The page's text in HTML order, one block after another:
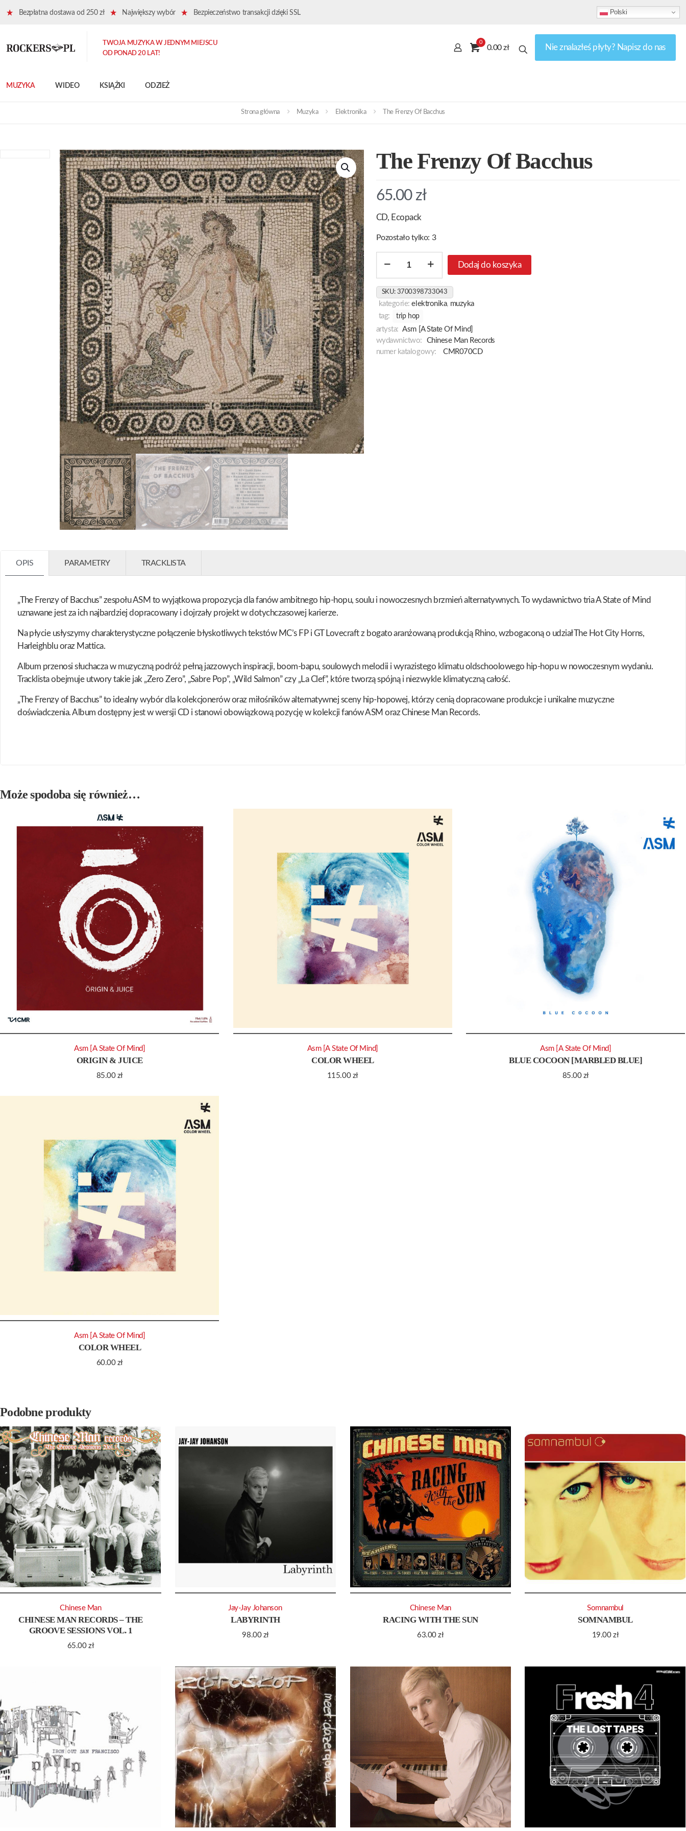
Bezpłatna dostawa od 250 zł Największy wybór Bezpieczeństwo transakcji dzięki SSL Polski
MUZYKA WIDEO KSIĄŻKI ODZIEŻ
TWOJA MUZYKA W JEDNYM MIEJSCU
OD PONAD 20 LAT!
0
0.00 zł Nie znalazłeś płyty? Napisz do nas
Strona główna Muzyka Elektronika The Frenzy Of Bacchus
The Frenzy Of Bacchus
65.00 zł
CD, Ecopack
Pozostało tylko: 3
Of
Bacchus
Dodaj do koszyka
SKU: 3700398733043
kategorie:elektronika, muzyka
tag:
trip hop
artysta: Asm [A State Of Mind]
wydawnictwo:
Chinese Man Records
numer katalogowy:
CMR070CD
OPIS PARAMETRY TRACKLISTA
„The Frenzy of Bacchus” zespołu ASM to wyjątkowa propozycja dla fanów ambitnego hip-hopu, soulu i nowoczesnych brzmień alternatywnych. To wydawnictwo tria A State of Mind
uznawane jest za ich najbardziej dopracowany i dojrzały projekt w dotychczasowej karierze.
Na płycie usłyszymy charakterystyczne połączenie błyskotliwych tekstów MC’s FP i GT Lovecraft z bogato aranżowaną produkcją Rhino, wzbogaconą o udział The Hot City Horns,
Harleighblu oraz Mattica.
Album przenosi słuchacza w muzyczną podróż pełną jazzowych inspiracji, boom-bapu, soulowych melodii i wyrazistego klimatu oldschoolowego hip-hopu w nowoczesnym wydaniu.
Tracklista obejmuje utwory takie jak „Zero Zero”, „Sabre Pop”, „Wild Salmon” czy „La Clef”, które tworzą spójną i niezwykle klimatyczną całość.
„The Frenzy of Bacchus” to idealny wybór dla kolekcjonerów oraz miłośników alternatywnej sceny hip-hopowej, którzy cenią dopracowane produkcje i unikalne muzyczne
doświadczenia. Album dostępny jest w wersji CD i stanowi obowiązkową pozycję w kolekcji fanów ASM oraz Chinese Man Records.
Może spodoba się również…
ORIGIN & JUICE
85.00 zł
Asm [A State Of Mind]
COLOR WHEEL
115.00 zł
Asm [A State Of Mind]
BLUE COCOON [MARBLED BLUE]
85.00 zł
Asm [A State Of Mind]
COLOR WHEEL
60.00 zł
Asm [A State Of Mind]
Podobne produkty
CHINESE MAN RECORDS – THE
GROOVE SESSIONS VOL. 1
65.00zł
Chinese Man
LABYRINTH
98.00 zł
Jay-Jay Johanson
RACING WITH THE SUN
63.00zł
Chinese Man
SOMNAMBUL
19.00zł
Somnambul